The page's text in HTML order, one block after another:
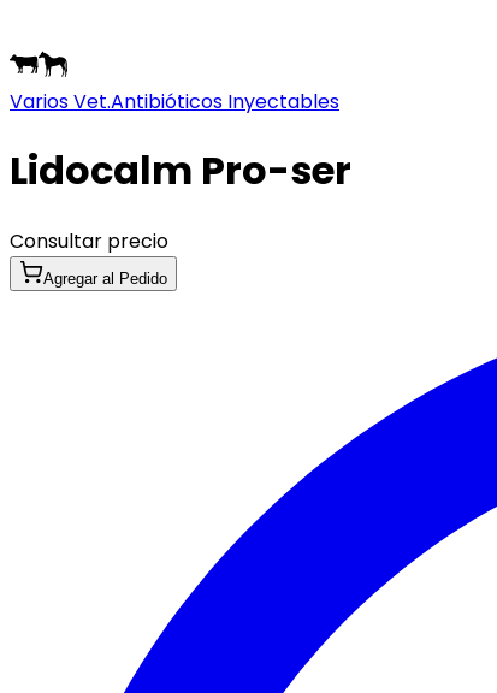
Varios Vet.Antibióticos Inyectables
Lidocalm Pro-ser
Consultar precio
Agregar al Pedido